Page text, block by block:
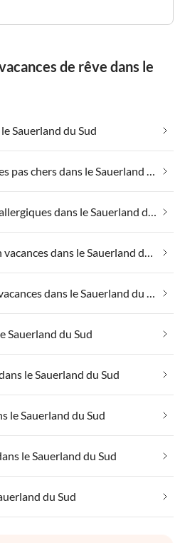
de rêve dans le
Sauerland du Sud
Appartements de vacances pas chers dans le Sauerland du Sud
Convient aux personnes allergiques dans le Sauerland du Sud
Emmener votre animal en vacances dans le Sauerland du Sud
Emmener votre chien en vacances dans le Sauerland du Sud
Sauerland du Sud
le Sauerland du Sud
le Sauerland du Sud
le Sauerland du Sud
du Sud